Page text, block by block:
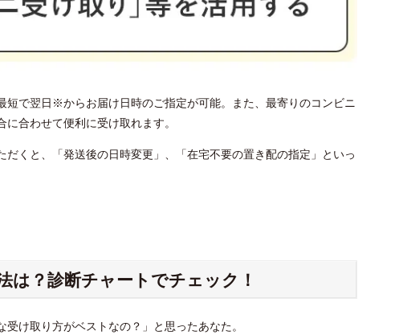
短で翌日※からお届け日時のご指定が可能。また、最寄りのコンビニ
合わせて便利に受け取れます。
くと、「発送後の日時変更」、「在宅不要の置き配の指定」といっ
？診断チャートでチェック！
け取り方がベストなの？」と思ったあなた。